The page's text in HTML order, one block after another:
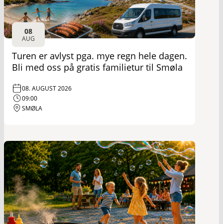
08
AUG
Turen er avlyst pga. mye regn hele dagen.
Bli med oss på gratis familietur til Smøla
08. AUGUST 2026
09:00
SMØLA